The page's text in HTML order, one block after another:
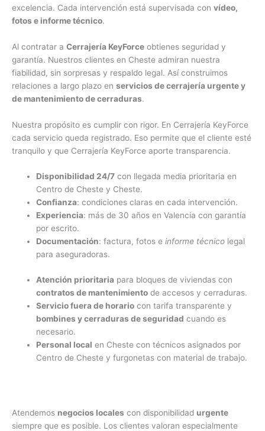
excelencia. Cada intervención está supervisada con vídeo,
fotos e informe técnico.
Al contratar a Cerrajería KeyForce obtienes seguridad y
garantía. Nuestros clientes en Cheste admiran nuestra
fiabilidad, sin sorpresas y respaldo legal. Así construimos
relaciones a largo plazo en servicios de cerrajería urgente y
de mantenimiento de cerraduras.
Nuestra propósito es cumplir con rigor. En Cerrajería KeyForce
cada servicio queda registrado. Eso permite que el cliente esté
tranquilo y que Cerrajería KeyForce aporte transparencia.
Disponibilidad 24/7 con llegada media prioritaria en
Centro de Cheste y Cheste.
Confianza: condiciones claras en cada intervención.
Experiencia: más de 30 años en Valencia con garantía
por escrito.
Documentación: factura, fotos einforme técnico legal
para aseguradoras.
Atención prioritaria para bloques de viviendas con
contratos de mantenimiento de accesos y cerraduras.
Servicio fuera de horario con tarifa transparente y
bombines y cerraduras de seguridad cuando es
necesario.
Personal local en Cheste con técnicos asignados por
Centro de Cheste y furgonetas con material de trabajo.
Atendemos negocios locales con disponibilidad urgente
siempre que es posible. Los clientes valoran especialmente